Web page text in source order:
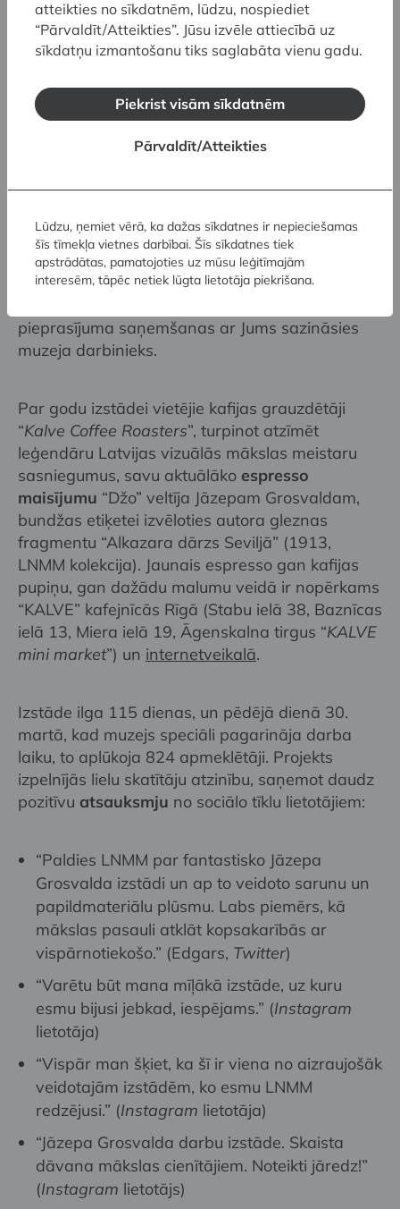
tapis Parīzē 1919. gadā, neilgi pēc mākslinieka
atgriešanās no Persijas teritorijas, bet pati
grāmata pirmo un vienīgo reizi tikusi izdota
spilgtāko vērojumu un pārdzīvojumu apraksti,
kas tiešā veidā sasaucas ar viņa Austrumu ciklā
atspoguļotajām emocijām. Jaunā grāmata
tādējādi liekot atdzimt šim unikālajam darbam.
manuskripta franču valodā, faksimils un
tulkojumi latviešu, angļu un zviedru valodā.
Grāmatu var iegādāties apgāda “Neputns
pieprasījuma saņemšanas ar Jums sazināsies
muzeja darbinieks.
Par godu izstādei vietējie kafijas grauzdētāji
“Kalve Coffee Roasters”, turpinot atzīmēt
leģendāru Latvijas vizuālās mākslas meistaru
sasniegumus, savu aktuālāko espresso
maisījumu “Džo” veltīja Jāzepam Grosvaldam,
bundžas etiķetei izvēloties autora gleznas
fragmentu “Alkazara dārzs Seviljā” (1913,
LNMM kolekcija). Jaunais espresso gan kafijas
pupiņu, gan dažādu malumu veidā ir nopērkams
“KALVE” kafejnīcās Rīgā (Stabu ielā 38, Baznīcas
ielā 13, Miera ielā 19, Āgenskalna tirgus “KALVE
mini market”) un internetveikalā.
Izstāde ilga 115 dienas, un pēdējā dienā 30.
martā, kad muzejs speciāli pagarināja darba
laiku, to aplūkoja 824 apmeklētāji. Projekts
izpelnījās lielu skatītāju atzinību, saņemot daudz
pozitīvu atsauksmju no sociālo tīklu lietotājiem:
“Paldies LNMM par fantastisko Jāzepa
Grosvalda izstādi un ap to veidoto sarunu un
papildmateriālu plūsmu. Labs piemērs, kā
mākslas pasauli atklāt kopsakarībās ar
vispārnotiekošo.” (Edgars, Twitter)
“Varētu būt mana mīļākā izstāde, uz kuru
esmu bijusi jebkad, iespējams.” (Instagram
lietotāja)
“Vispār man šķiet, ka šī ir viena no aizraujošāk
veidotajām izstādēm, ko esmu LNMM
redzējusi.” (Instagram lietotāja)
“Jāzepa Grosvalda darbu izstāde. Skaista
dāvana mākslas cienītājiem. Noteikti jāredz!”
(Instagram lietotājs)
atteikties no sīkdatnēm, lūdzu, nospiediet
“Pārvaldīt/Atteikties”. Jūsu izvēle attiecībā uz
sīkdatņu izmantošanu tiks saglabāta vienu gadu.
Piekrist visām sīkdatnēm
Pārvaldīt/Atteikties
Lūdzu, ņemiet vērā, ka dažas sīkdatnes ir nepieciešamas
šīs tīmekļa vietnes darbībai. Šīs sīkdatnes tiek
apstrādātas, pamatojoties uz mūsu leģitīmajām
interesēm, tāpēc netiek lūgta lietotāja piekrišana.